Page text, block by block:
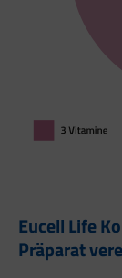
Eucell Life
Präparat